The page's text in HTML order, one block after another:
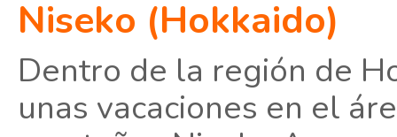
Niseko (Hokkaido)
Dentro de la región de
unas vacaciones en el